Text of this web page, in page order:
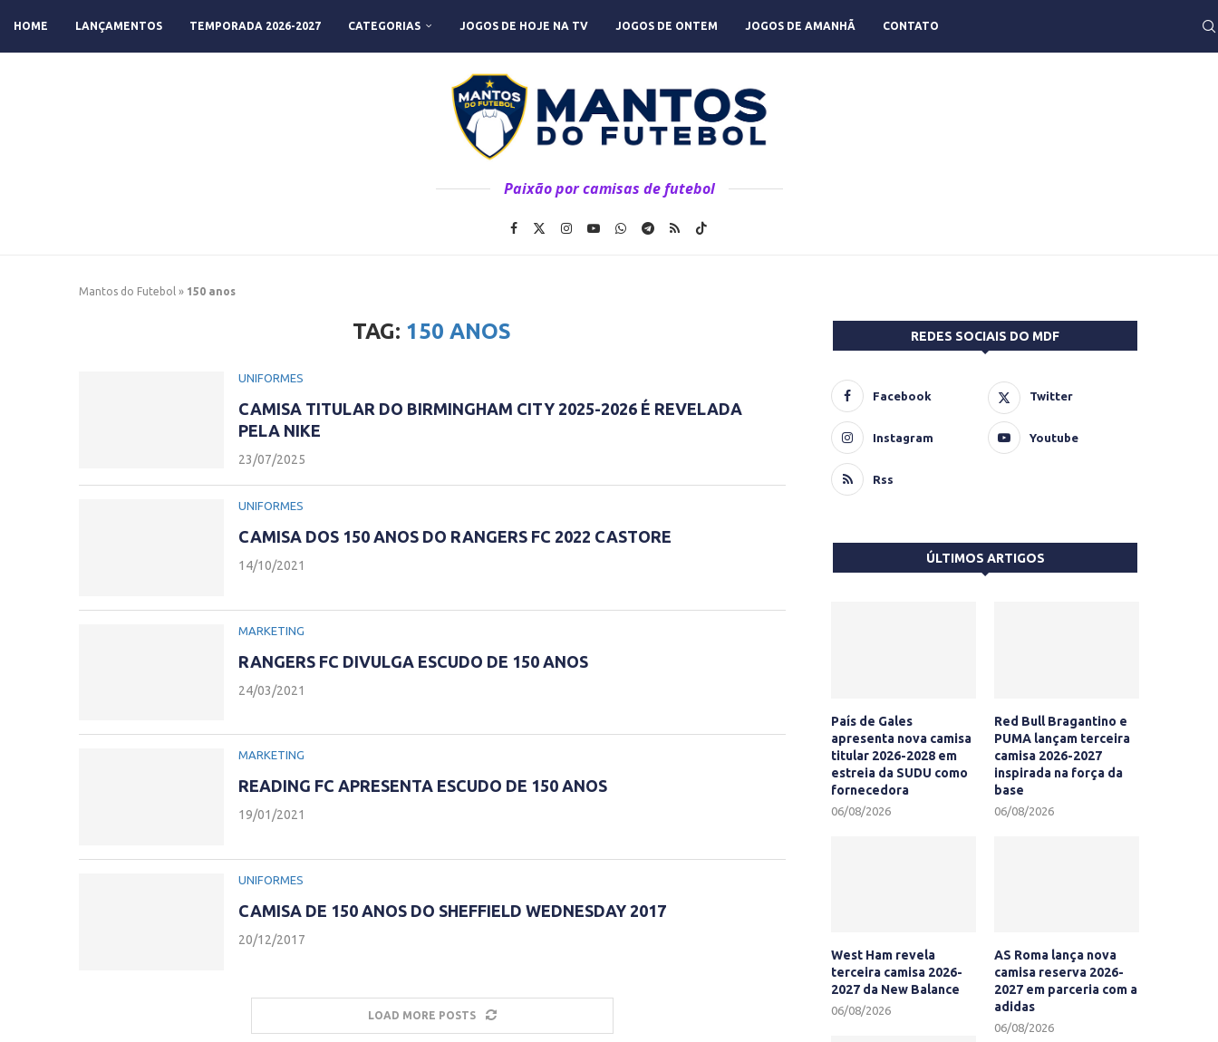
HOME LANÇAMENTOS TEMPORADA 2026-2027 CATEGORIAS JOGOS DE HOJE NA TV JOGOS DE ONTEM JOGOS DE AMANHÃ CONTATO
Paixão por camisas de futebol
Mantos do Futebol » 150 anos
TAG: 150 ANOS
UNIFORMES
CAMISA TITULAR DO BIRMINGHAM CITY 2025-2026 É REVELADA
PELA NIKE
23/07/2025
UNIFORMES
CAMISA DOS 150 ANOS DO RANGERS FC 2022 CASTORE
14/10/2021
MARKETING
RANGERS FC DIVULGA ESCUDO DE 150 ANOS
24/03/2021
MARKETING
READING FC APRESENTA ESCUDO DE 150 ANOS
19/01/2021
UNIFORMES
CAMISA DE 150 ANOS DO SHEFFIELD WEDNESDAY 2017
20/12/2017
LOAD MORE POSTS
REDES SOCIAIS DO MDF
Facebook Twitter
Instagram Youtube
Rss
ÚLTIMOS ARTIGOS
País de Gales
apresenta nova camisa
titular 2026-2028 em
estreia da SUDU como
fornecedora
06/08/2026
Red Bull Bragantino e
PUMA lançam terceira
camisa 2026-2027
inspirada na força da
base
06/08/2026
West Ham revela
terceira camisa 2026-
2027 da New Balance
06/08/2026
AS Roma lança nova
camisa reserva 2026-
2027 em parceria com a
adidas
06/08/2026